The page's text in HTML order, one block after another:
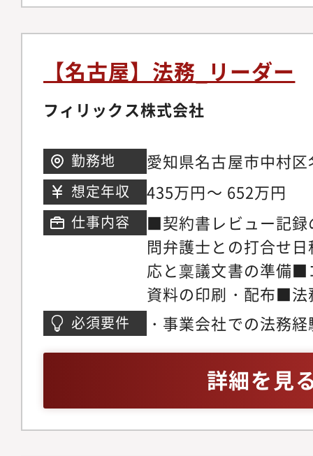
【名古屋】法務_リーダー
フィリックス株式会社
勤務地
愛知県名古屋市中村
ワー名古屋15階アク
古屋駅」直結
想定年収 435万円～ 652万円
仕事内容
■契約書レビュー記
問弁護士との打合せ
応と稟議文書の準備■
資料の印刷・配布■法
必須要件
・事業会社での法務
めとした法律知識
詳細を見